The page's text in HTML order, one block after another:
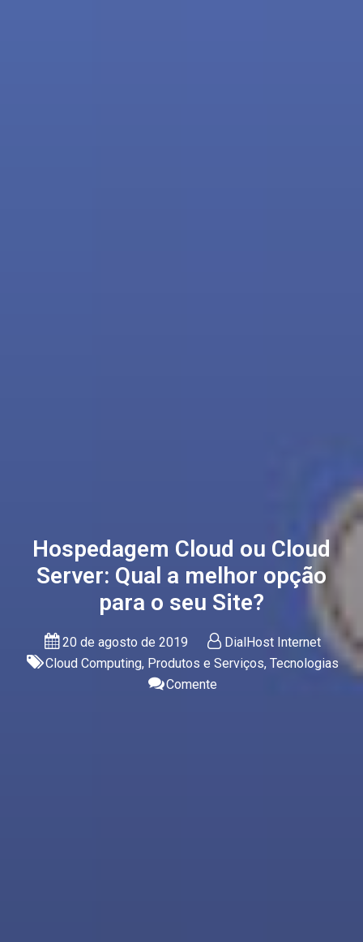
Hospedagem Cloud ou Cloud
Server: Qual a melhor opção
para o seu Site?
20 de agosto de 2019
DialHost Internet
Cloud Computing, Produtos e Serviços, Tecnologias
Comente